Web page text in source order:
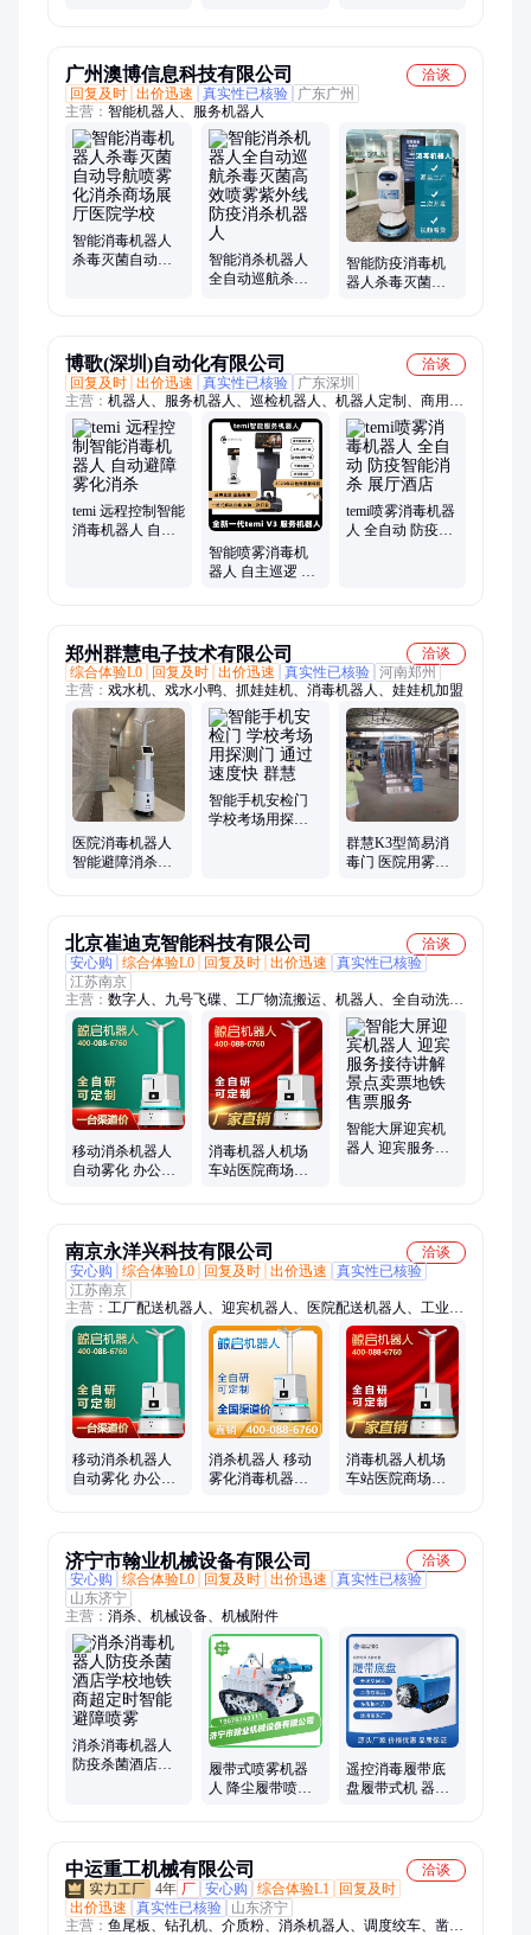
广州澳博信息科技有限公司
洽谈
回复及时 出价迅速 真实性已核验
广东广州
主营： 智能机器人、服务机器人
智能消毒机器人
杀毒灭菌自动导
智能消杀机器人
全自动巡航杀毒
智能防疫消毒机
器人杀毒灭菌自
博歌(深圳)自动化有限公司
洽谈
回复及时 出价迅速 真实性已核验
广东深圳
主营： 机器人、服务机器人、巡检机器人、机器人定制、商用服
务机器人、接待机器人、展厅机器人、酒店机器人、养老机器
人、迎宾机器人、导览机器人、室内机器人、讲解机器人、智能
机器人、机器人底盘
temi 远程控制智能
消毒机器人 自动
智能喷雾消毒机
器人 自主巡逻 医
temi喷雾消毒机器
人 全自动 防疫智
郑州群慧电子技术有限公司
洽谈
综合体验L0
回复及时 出价迅速 真实性已核验 河南郑州
主营： 戏水机、戏水小鸭、抓娃娃机、消毒机器人、娃娃机加盟
医院消毒机器人
智能避障消杀机
智能手机安检门
学校考场用探测
群慧K3型简易消
毒门 医院用雾化
北京崔迪克智能科技有限公司
洽谈
安心购
综合体验L0 回复及时 出价迅速
真实性已核验
江苏南京
主营： 数字人、九号飞碟、工厂物流搬运、机器人、全自动洗地
机、送餐自动电梯、纯电动洗地机、越野四足机器狗
移动消杀机器人
自动雾化 办公楼
消毒机器人机场
车站医院商场展
智能大屏迎宾机
器人 迎宾服务接
南京永洋兴科技有限公司
洽谈
安心购
综合体验L0 回复及时 出价迅速
真实性已核验
江苏南京
主营： 工厂配送机器人、迎宾机器人、医院配送机器人、工业清
扫机器人、医院物流机器人、讲解机器人、光伏清扫机器人、搬
运机器人、送餐机器人、数字人、工厂物流搬运
移动消杀机器人
自动雾化 办公楼
消杀机器人 移动
雾化消毒机器人
消毒机器人机场
车站医院商场展
济宁市翰业机械设备有限公司
洽谈
安心购
综合体验L0 回复及时 出价迅速
真实性已核验
山东济宁
主营： 消杀、机械设备、机械附件
消杀消毒机器人
防疫杀菌酒店学
履带式喷雾机器
人 降尘履带喷雾
遥控消毒履带底
盘履带式机 器人
中运重工机械有限公司
洽谈
4年 厂 安心购 综合体验L1
回复及时
出价迅速
真实性已核验
山东济宁
主营： 鱼尾板、钻孔机、介质粉、消杀机器人、调度绞车、凿岩